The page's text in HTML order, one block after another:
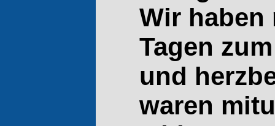
Wir haben
Tagen
und
waren